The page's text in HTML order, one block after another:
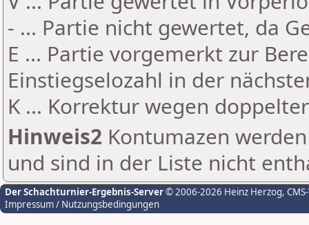
- ... Partie nicht gewertet, da
E ... Partie vorgemerkt zur
Einstiegselozahl in der
K ... Korrektur wegen
Hinweis2 Kontumazen
und sind in der Liste nicht
Der Schachturnier-Ergebnis-Server© 2006-2026 Heinz Herzog,
Impressum / Nutzungsbedingungen